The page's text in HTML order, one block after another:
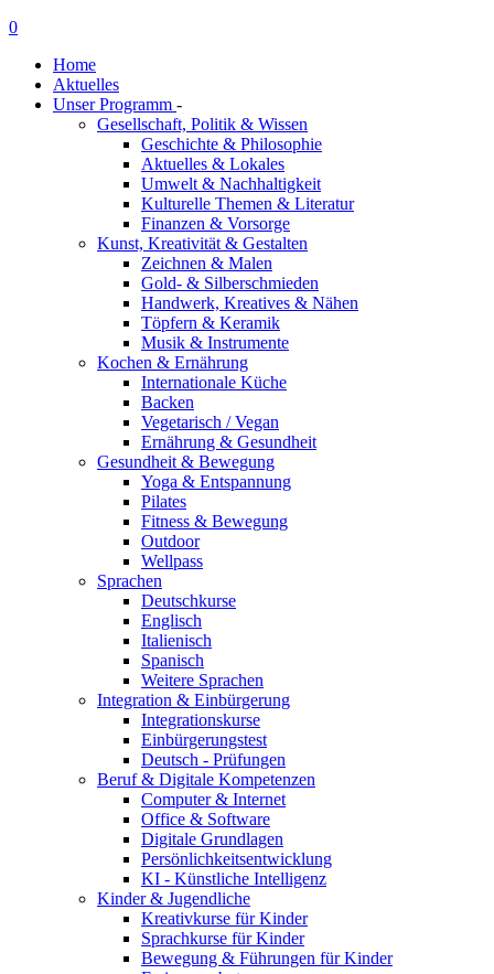
0
Home
Aktuelles
Unser Programm -
Gesellschaft, Politik & Wissen
Geschichte & Philosophie
Aktuelles & Lokales
Umwelt & Nachhaltigkeit
Kulturelle Themen & Literatur
Finanzen & Vorsorge
Kunst, Kreativität & Gestalten
Zeichnen & Malen
Gold- & Silberschmieden
Handwerk, Kreatives & Nähen
Töpfern & Keramik
Musik & Instrumente
Kochen & Ernährung
Internationale Küche
Backen
Vegetarisch / Vegan
Ernährung & Gesundheit
Gesundheit & Bewegung
Yoga & Entspannung
Pilates
Fitness & Bewegung
Outdoor
Wellpass
Sprachen
Deutschkurse
Englisch
Italienisch
Spanisch
Weitere Sprachen
Integration & Einbürgerung
Integrationskurse
Einbürgerungstest
Deutsch - Prüfungen
Beruf & Digitale Kompetenzen
Computer & Internet
Office & Software
Digitale Grundlagen
Persönlichkeitsentwicklung
KI - Künstliche Intelligenz
Kinder & Jugendliche
Kreativkurse für Kinder
Sprachkurse für Kinder
Bewegung & Führungen für Kinder